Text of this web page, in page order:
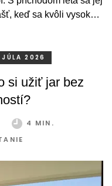
keď sa kvôli vysokým
praktickým a šikovným
po celý rok.
2026
si užiť jar bez
4 MIN.